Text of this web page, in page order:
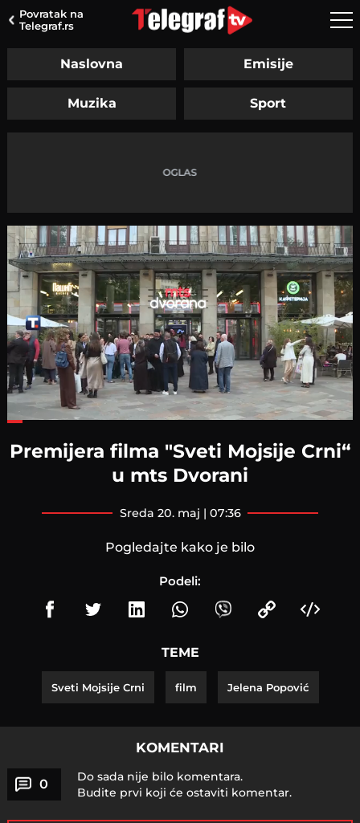
Povratak na
Telegraf.rs
Naslovna Emisije
Muzika Sport
Premijera filma "Sveti Mojsije Crni“
u mts Dvorani
sreda 20. maj | 07:36
Pogledajte kako je bilo
Podeli:
TEME
Sveti Mojsije Crni film Jelena Popović
KOMENTARI
0
Do sada nije bilo komentara.
Budite prvi koji će ostaviti komentar.